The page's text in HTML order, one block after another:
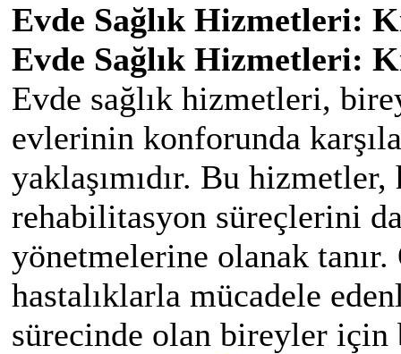
Evde Sağlık Hizmetleri:
Evde Sağlık Hizmetleri:
Evde sağlık hizmetleri,
evlerinin konforunda
yaklaşımıdır. Bu
rehabilitasyon süreçlerini
yönetmelerine olanak
hastalıklarla mücadele
sürecinde olan bireyler için